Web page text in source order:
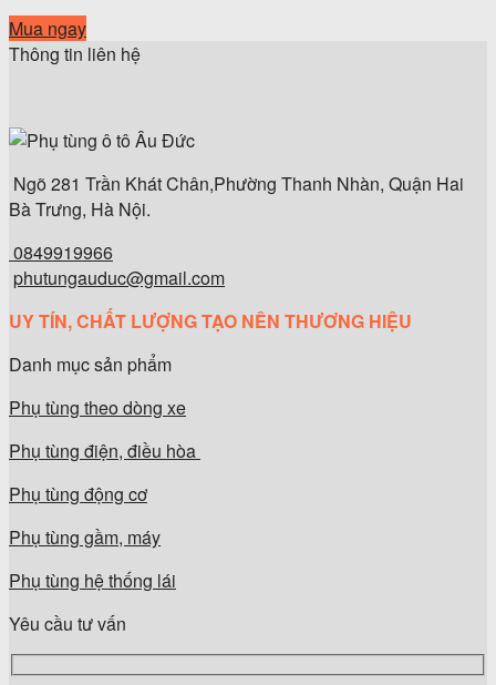
Mua ngay
Thông tin liên hệ
Ngõ 281 Trần Khát Chân,Phường Thanh Nhàn, Quận Hai
Bà Trưng, Hà Nội.
0849919966
phutungauduc@gmail.com
UY TÍN, CHẤT LƯỢNG TẠO NÊN THƯƠNG HIỆU
Danh mục sản phẩm
Phụ tùng theo dòng xe
Phụ tùng điện, điều hòa
Phụ tùng động cơ
Phụ tùng gầm, máy
Phụ tùng hệ thống lái
Yêu cầu tư vấn